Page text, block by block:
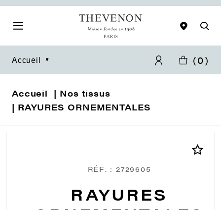
Accueil (0)
Accueil
Nos tissus
RAYURES ORNEMENTALES
RÉF. : 2729605
RAYURES